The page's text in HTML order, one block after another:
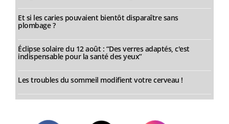
Et si les caries pouvaient bientôt disparaître sans
plombage ?
Éclipse solaire du 12 août : “Des verres adaptés, c'est
indispensable pour la santé des yeux”
Les troubles du sommeil modifient votre cerveau !